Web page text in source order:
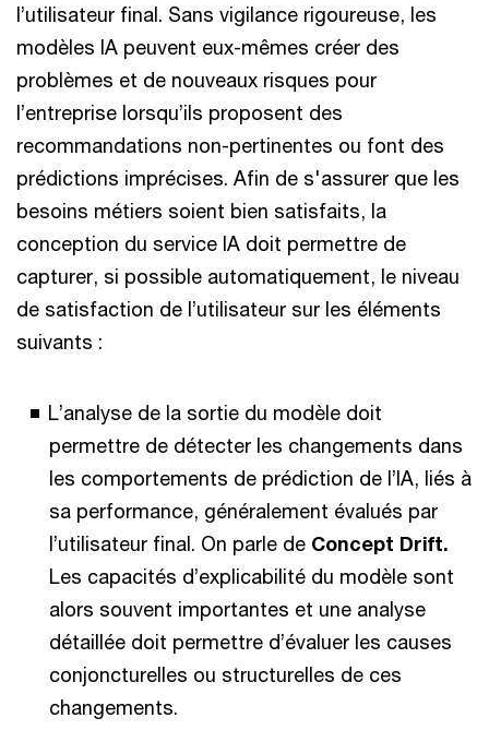
l’utilisateur final. Sans vigilance rigoureuse, les
modèles IA peuvent eux-mêmes créer des
problèmes et de nouveaux risques pour
l’entreprise lorsqu’ils proposent des
recommandations non-pertinentes ou font des
prédictions imprécises. Afin de s'assurer que les
besoins métiers soient bien satisfaits, la
conception du service IA doit permettre de
capturer, si possible automatiquement, le niveau
de satisfaction de l’utilisateur sur les éléments
suivants :
L’analyse de la sortie du modèle doit
permettre de détecter les changements dans
les comportements de prédiction de l’IA, liés à
sa performance, généralement évalués par
l’utilisateur final. On parle de Concept Drift.
Les capacités d’explicabilité du modèle sont
alors souvent importantes et une analyse
détaillée doit permettre d’évaluer les causes
conjoncturelles ou structurelles de ces
changements.